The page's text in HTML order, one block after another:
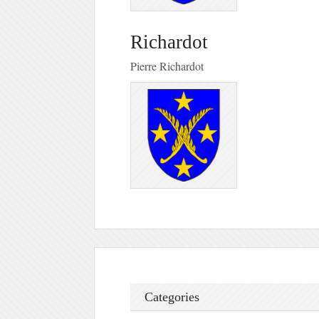
Richardot
Pierre Richardot
Categories